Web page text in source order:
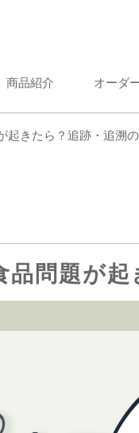
商品紹介 オーダ
起きたら？追跡・追溯
品問題が